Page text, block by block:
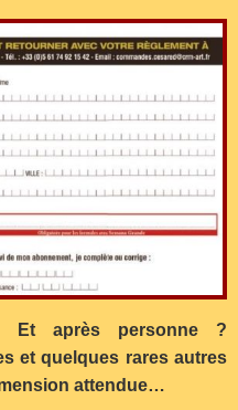
Et après personne ?
et quelques rares autres
attendue…